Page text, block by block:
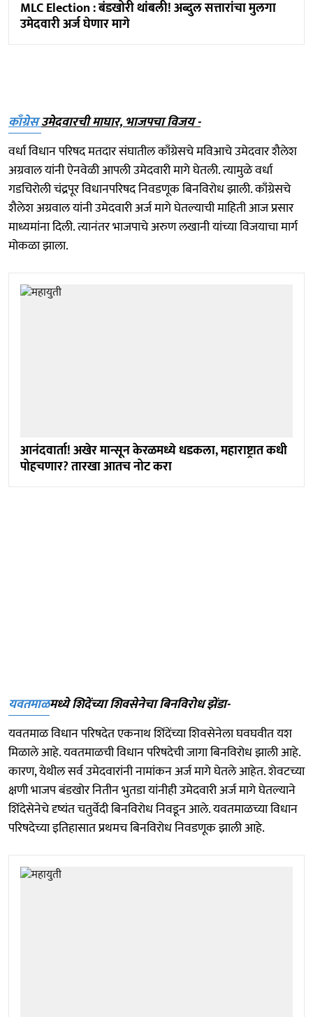
MLC Election : बंडखोरी थांबली! अब्दुल सत्तारांचा मुलगा
उमेदवारी अर्ज घेणार मागे
काँग्रेसउमेदवारची माघार, भाजपचा विजय -
वर्धा विधान परिषद मतदार संघातील काँग्रेसचे मविआचे उमेदवार शैलेश
अग्रवाल यांनी ऐनवेळी आपली उमेदवारी मागे घेतली. त्यामुळे वर्धा
गडचिरोली चंद्रपूर विधानपरिषद निवडणूक बिनविरोध झाली. काँग्रेसचे
शैलेश अग्रवाल यांनी उमेदवारी अर्ज मागे घेतल्याची माहिती आज प्रसार
माध्यमांना दिली. त्यानंतर भाजपाचे अरुण लखानी यांच्या विजयाचा मार्ग
मोकळा झाला.
आनंदवार्ता! अखेर मान्सून केरळमध्ये धडकला, महाराष्ट्रात कधी
पोहचणार? तारखा आतच नोट करा
यवतमाळमध्ये शिदेंच्या शिवसेनेचा बिनविरोध झेंडा-
यवतमाळ विधान परिषदेत एकनाथ शिंदेंच्या शिवसेनेला घवघवीत यश
मिळाले आहे. यवतमाळची विधान परिषदेची जागा बिनविरोध झाली आहे.
कारण, येथील सर्व उमेदवारांनी नामांकन अर्ज मागे घेतले आहेत. शेवटच्या
क्षणी भाजप बंडखोर नितीन भुतडा यांनीही उमेदवारी अर्ज मागे घेतल्याने
शिंदेसेनेचे दृष्यंत चतुर्वेदी बिनविरोध निवडून आले. यवतमाळच्या विधान
परिषदेच्या इतिहासात प्रथमच बिनविरोध निवडणूक झाली आहे.